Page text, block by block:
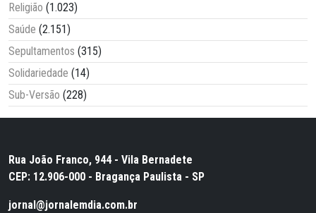
Religião (1.023)
Saúde (2.151)
Sepultamentos (315)
Solidariedade (14)
Sub-Versão (228)
Rua João Franco, 944 - Vila Bernadete
CEP: 12.906-000 - Bragança Paulista - SP
jornal@jornalemdia.com.br